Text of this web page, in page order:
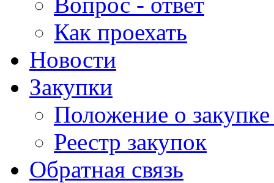
Как проехать
Новости
Закупки
Положение о
Реестр закупок
Обратная связь